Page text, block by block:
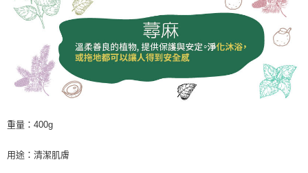
重量：400g
用途：清潔肌膚